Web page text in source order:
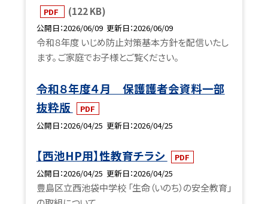
PDF (122 KB)
公開日 2026/06/09 更新日 2026/06/09
令和８年度 いじめ防止対策基本方針を配信いたし
ます。 ご家庭でお子様とご覧ください。
令和８年度４月 保護護者会資料一部
抜粋版
PDF
公開日 2026/04/25 更新日 2026/04/25
【西池HP用】性教育チラシ
PDF
公開日 2026/04/25 更新日 2026/04/25
豊島区立西池袋中学校 「生命（いのち）の安全教育」